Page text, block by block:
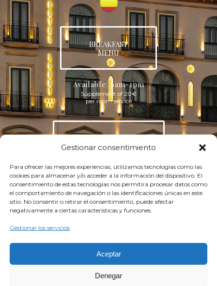
Gestionar consentimiento
Para ofrecer las mejores experiencias, utilizamos tecnologías como las
cookies para almacenar y/o acceder a la información del dispositivo. El
consentimiento de estas tecnologías nos permitirá procesar datos como
el comportamiento de navegación o las identificaciones únicas en este
sitio. No consentir o retirar el consentimiento, puede afectar
negativamente a ciertas características y funciones.
Gestionar los servicios
Aceptar
Denegar
BREAKFAST
MENU
Available: 6am-1pm
Supplement of 20€
per room service
MEDITERRANEAN
Available: 1pm-12pm
Supplement of 20€
per room service
MENU
Available: 12pm-6am
Supplement of 20€